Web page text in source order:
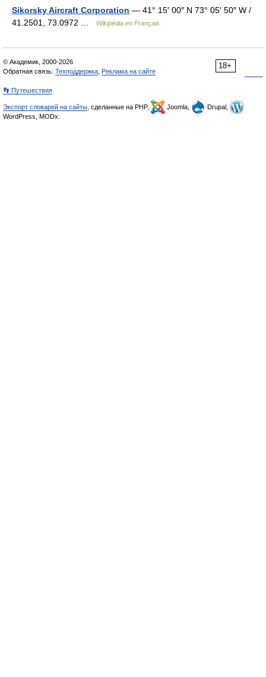
Sikorsky Aircraft Corporation — 41° 15′ 00″ N 73° 05′ 50″ W /
41.2501, 73.0972 …
Wikipédia en Français
18+
© Академик, 2000-2026
Обратная связь: Техподдержка, Реклама на сайте
👣 Путешествия
Экспорт словарей на сайты, сделанные на PHP, Joomla,
Drupal,
WordPress, MODx.